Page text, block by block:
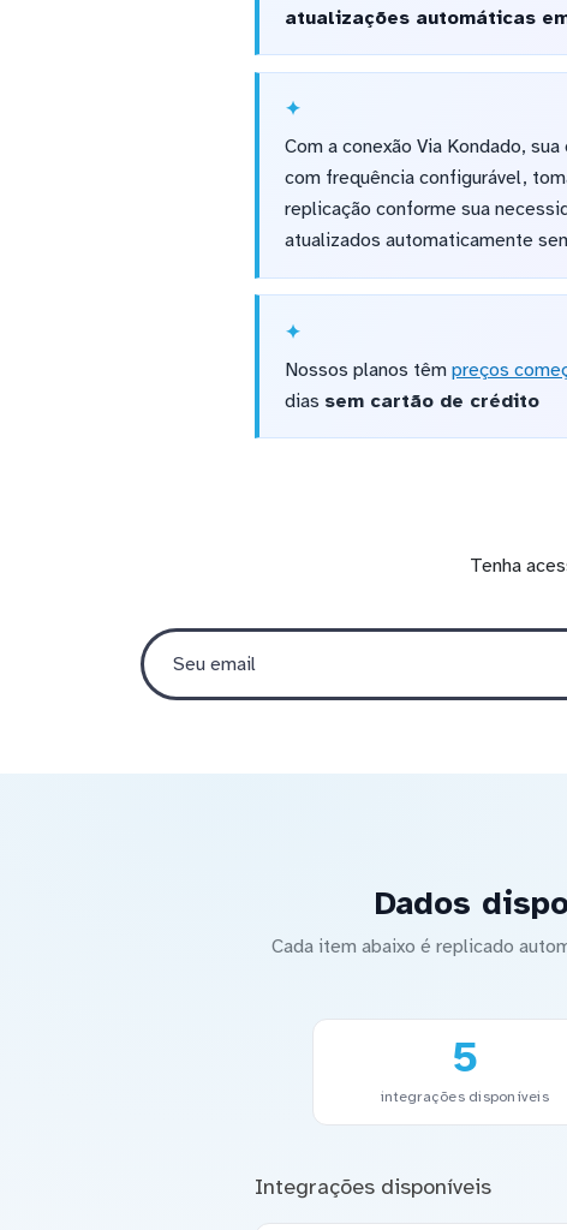
atualizações automáticas
Com a conexão Via Kondado,
com frequência configurável,
replicação conforme sua
atualizados automaticamente
Nossos planos têm preços
dias sem cartão de crédito
Tenha
Dados
Cada item abaixo é replicado
5
integrações disponíveis
Integrações disponíveis